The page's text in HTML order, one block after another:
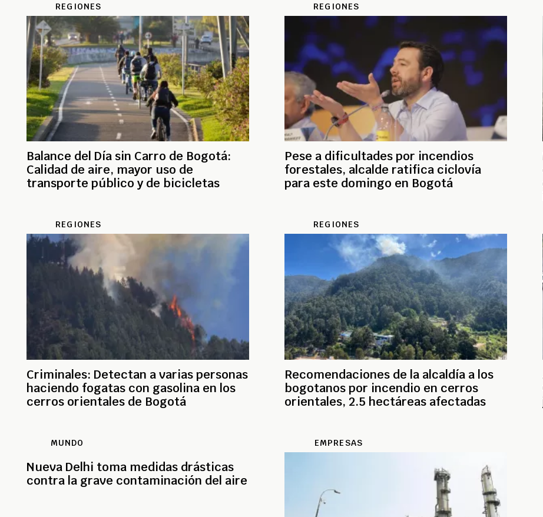
REGIONES
Balance del Día sin Carro de Bogotá:
Calidad de aire, mayor uso de
transporte público y de bicicletas
REGIONES
Pese a dificultades por incendios
forestales, alcalde ratifica ciclovía
para este domingo en Bogotá
REGIONES
Criminales: Detectan a varias personas
haciendo fogatas con gasolina en los
cerros orientales de Bogotá
REGIONES
Recomendaciones de la alcaldía a los
bogotanos por incendio en cerros
orientales, 2.5 hectáreas afectadas
MUNDO
Nueva Delhi toma medidas drásticas
contra la grave contaminación del aire
EMPRESAS